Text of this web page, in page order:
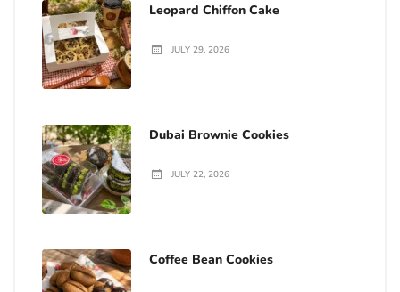
Leopard Chiffon Cake
JULY 29, 2026
Dubai Brownie Cookies
JULY 22, 2026
Coffee Bean Cookies